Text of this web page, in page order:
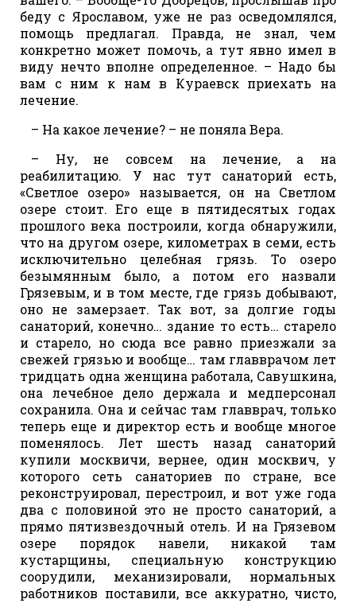
беду с Ярославом, уже не раз осведомлялся,
помощь предлагал. Правда, не знал, чем
конкретно может помочь, а тут явно имел в
виду нечто вполне определенное. – Надо бы
вам с ним к нам в Кураевск приехать на
лечение.
– На какое лечение? – не поняла Вера.
– Ну, не совсем на лечение, а на
реабилитацию. У нас тут санаторий есть,
«Светлое озеро» называется, он на Светлом
озере стоит. Его еще в пятидесятых годах
прошлого века построили, когда обнаружили,
что на другом озере, километрах в семи, есть
исключительно целебная грязь. То озеро
безымянным было, а потом его назвали
Грязевым, и в том месте, где грязь добывают,
оно не замерзает. Так вот, за долгие годы
санаторий, конечно… здание то есть… старело
и старело, но сюда все равно приезжали за
свежей грязью и вообще… там главврачом лет
тридцать одна женщина работала, Савушкина,
она лечебное дело держала и медперсонал
сохранила. Она и сейчас там главврач, только
теперь еще и директор есть и вообще многое
поменялось. Лет шесть назад санаторий
купили москвичи, вернее, один москвич, у
которого сеть санаториев по стране, все
реконструировал, перестроил, и вот уже года
два с половиной это не просто санаторий, а
прямо пятизвездочный отель. И на Грязевом
озере порядок навели, никакой там
кустарщины, специальную конструкцию
соорудили, механизировали, нормальных
работников поставили, все аккуратно, чисто,